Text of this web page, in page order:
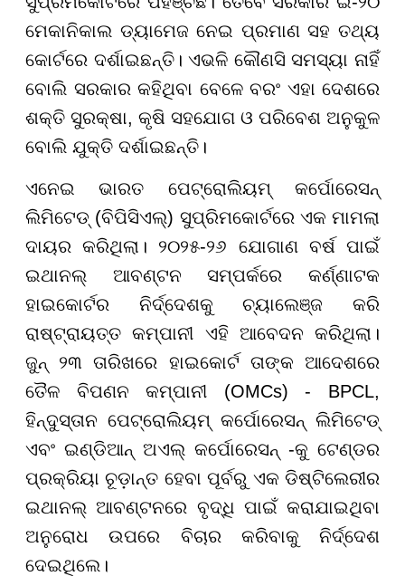
ମେକାନିକାଲ ଡ୍ୟାମେଜ ନେଇ ପ୍ରମାଣ ସହ ତଥ୍ୟ
କୋର୍ଟରେ ଦର୍ଶାଇଛନ୍ତି। ଏଭଳି କୌଣସି ସମସ୍ୟା ନାହିଁ
ବୋଲି ସରକାର କହିଥିବା ବେଳେ ବରଂ ଏହା ଦେଶରେ
ଶକ୍ତି ସୁରକ୍ଷା, କୃଷି ସହଯୋଗ ଓ ପରିବେଶ ଅନୁକୁଳ
ବୋଲି ଯୁକ୍ତି ଦର୍ଶାଇଛନ୍ତି।
ଏନେଇ ଭାରତ ପେଟ୍ରୋଲିୟମ୍ କର୍ପୋରେସନ୍
ଲିମିଟେଡ୍ (ବିପିସିଏଲ୍) ସୁପ୍ରିମକୋର୍ଟରେ ଏକ ମାମଲା
ଦାୟର କରିଥିଲା। ୨୦୨୫-୨୬ ଯୋଗାଣ ବର୍ଷ ପାଇଁ
ଇଥାନଲ୍ ଆବଣ୍ଟନ ସମ୍ପର୍କରେ କର୍ଣ୍ଣାଟକ
ହାଇକୋର୍ଟର ନିର୍ଦ୍ଦେଶକୁ ଚ୍ୟାଲେଞ୍ଜ କରି
ରାଷ୍ଟ୍ରାୟତ୍ତ କମ୍ପାନୀ ଏହି ଆବେଦନ କରିଥିଲା।
ଜୁନ୍ ୨୩ ତାରିଖରେ ହାଇକୋର୍ଟ ତାଙ୍କ ଆଦେଶରେ
ତୈଳ ବିପଣନ କମ୍ପାନୀ (OMCs) - BPCL,
ହିନ୍ଦୁସ୍ତାନ ପେଟ୍ରୋଲିୟମ୍ କର୍ପୋରେସନ୍ ଲିମିଟେଡ୍
ଏବଂ ଇଣ୍ଡିଆନ୍ ଅଏଲ୍ କର୍ପୋରେସନ୍ -କୁ ଟେଣ୍ଡର
ପ୍ରକ୍ରିୟା ଚୂଡ଼ାନ୍ତ ହେବା ପୂର୍ବରୁ ଏକ ଡିଷ୍ଟିଲେରୀର
ଇଥାନଲ୍ ଆବଣ୍ଟନରେ ବୃଦ୍ଧି ପାଇଁ କରାଯାଇଥିବା
ଅନୁରୋଧ ଉପରେ ବିଚାର କରିବାକୁ ନିର୍ଦ୍ଦେଶ
ଦେଇଥିଲେ।